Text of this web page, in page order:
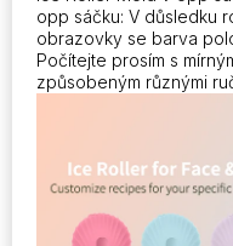
opp sáčku: V důsledku
obrazovky se barva
Počítejte prosím s
způsobeným různými